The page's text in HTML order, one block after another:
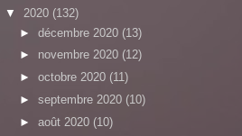
▼ 2020 (132)
► décembre 2020 (13)
► novembre 2020 (12)
► octobre 2020 (11)
► septembre 2020 (10)
► août 2020 (10)